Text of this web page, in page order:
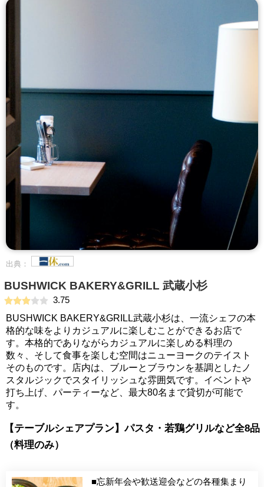
出典：
BUSHWICK BAKERY&GRILL 武蔵小杉
3.75
BUSHWICK BAKERY&GRILL武蔵小杉は、一流シェフの本
格的な味をよりカジュアルに楽しむことができるお店で
す。本格的でありながらカジュアルに楽しめる料理の
数々、そして食事を楽しむ空間はニューヨークのテイスト
そのものです。店内は、ブルーとブラウンを基調としたノ
スタルジックでスタイリッシュな雰囲気です。イベントや
打ち上げ、パーティーなど、最大80名まで貸切が可能で
す。
【テーブルシェアプラン】パスタ・若鶏グリルなど全8品
（料理のみ）
■忘新年会や歓送迎会などの各種集まり